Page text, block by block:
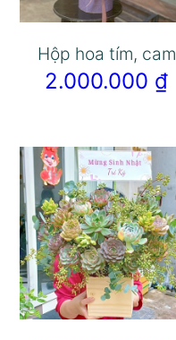
Hộp hoa tím, cam
2.000.000 ₫